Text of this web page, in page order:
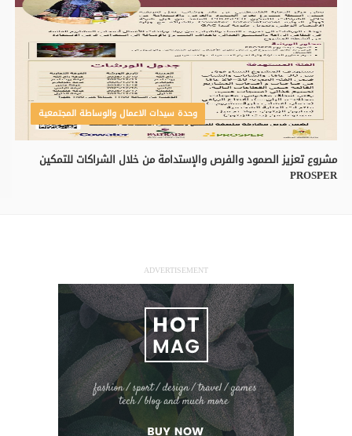
اعلانات الغرفة
وحدة سيدات الاعمال والوساطة المجتمعية
مشروع تعزيز الصمود والفرص والإستدامة من خلال الشراكات للتمكين
PROSPER
ADVERTISEMENT